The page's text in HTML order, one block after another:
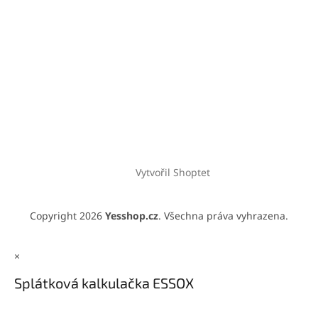
Vytvořil Shoptet
Copyright 2026 Yesshop.cz. Všechna práva vyhrazena.
×
Splátková kalkulačka ESSOX